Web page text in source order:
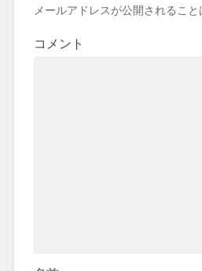
メールアドレスが公開されること
コメント